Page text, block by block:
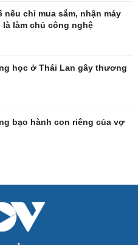
Thông tin doanh nghiệp
Doanh nghiệp 24h
Dinh dưỡng - món ngon
Phòng mạch online
Ăn sạch sống khỏe
nếu chỉ mua sắm, nhận máy
làm chủ công nghệ
học ở Thái Lan gây thương
bạo hành con riêng của vợ